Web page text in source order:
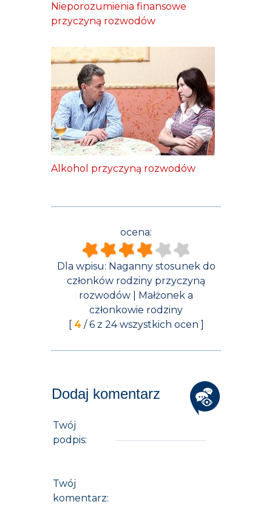
Nieporozumienia finansowe
przyczyną rozwodów
Alkohol przyczyną rozwodów
ocena:
Dla wpisu: Naganny stosunek do
członków rodziny przyczyną
rozwodów | Małżonek a
członkowie rodziny
[ 4/6z 24wszystkich ocen ]
Dodaj komentarz
Twój
podpis:
Twój
komentarz: